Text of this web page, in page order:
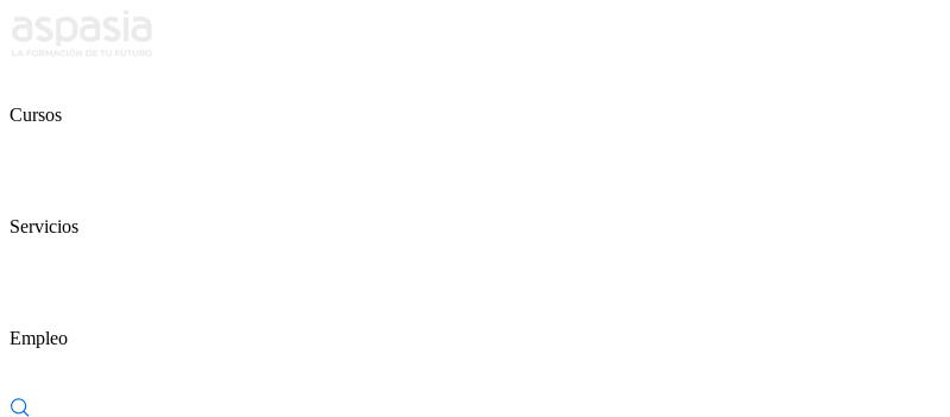
Cursos
Servicios
Empleo